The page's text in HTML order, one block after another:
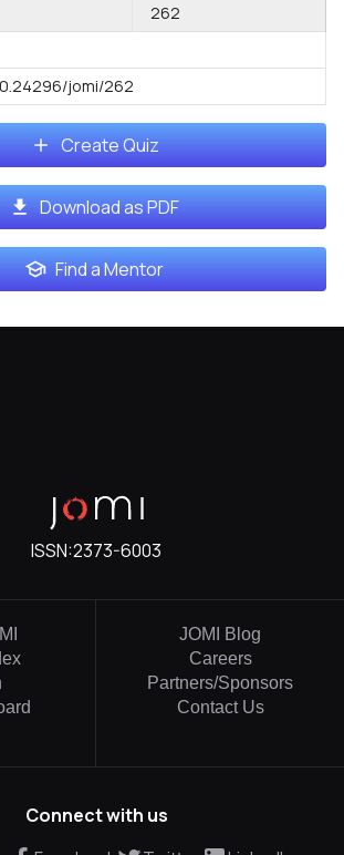
262
jomi/262
Create Quiz
Download as PDF
Find a Mentor
ISSN:2373-6003
JOMI Blog
Careers
Partners/Sponsors
Contact Us
Connect with us